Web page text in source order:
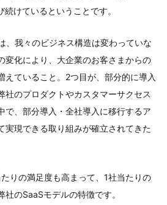
けているということです。
、我々のビジネス構造は変わっていな
変化により、大企業のお客さまからの
えていること。2つ目が、部分的に導入
社のプロダクトやカスタマーサクセス
で、部分導入・全社導入に移行するア
実現できる取り組みが確立されてきた
りの満足度も高まって、1社当たりの
のSaaSモデルの特徴です。